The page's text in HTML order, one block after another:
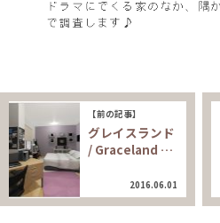
【前の記事】
グレイスランド
/ Graceland …
2016.06.01